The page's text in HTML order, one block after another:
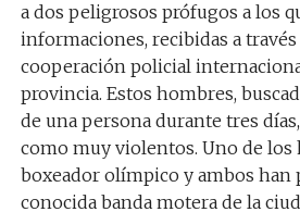
a dos peligrosos prófugos a los
informaciones, recibidas a través
cooperación policial
provincia. Estos hombres,
de una persona durante tres
como muy violentos. Uno de los
boxeador olímpico y ambos han
conocida banda motera de la